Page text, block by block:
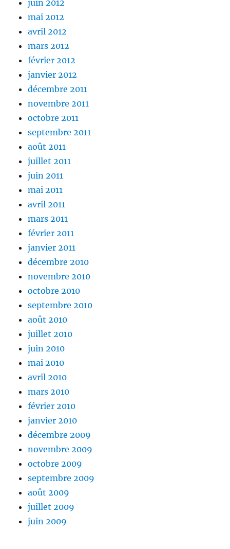
juin 2012
mai 2012
avril 2012
mars 2012
février 2012
janvier 2012
décembre 2011
novembre 2011
octobre 2011
septembre 2011
août 2011
juillet 2011
juin 2011
mai 2011
avril 2011
mars 2011
février 2011
janvier 2011
décembre 2010
novembre 2010
octobre 2010
septembre 2010
août 2010
juillet 2010
juin 2010
mai 2010
avril 2010
mars 2010
février 2010
janvier 2010
décembre 2009
novembre 2009
octobre 2009
septembre 2009
août 2009
juillet 2009
juin 2009